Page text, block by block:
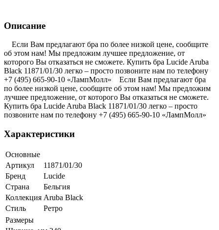
Описание
Если Вам предлагают бра по более низкой цене, сообщите
об этом нам! Мы предложим лучшее предложение, от
которого Вы отказаться не сможете. Купить бра Lucide Aruba
Black 11871/01/30 легко – просто позвоните нам по телефону
+7 (495) 665-90-10 «ЛампМолл» Если Вам предлагают бра
по более низкой цене, сообщите об этом нам! Мы предложим
лучшее предложение, от которого Вы отказаться не сможете.
Купить бра Lucide Aruba Black 11871/01/30 легко – просто
позвоните нам по телефону +7 (495) 665-90-10 «ЛампМолл»
Характеристики
Основные
Артикул
11871/01/30
Бренд
Lucide
Страна
Бельгия
Коллекция Aruba Black
Стиль
Ретро
Размеры